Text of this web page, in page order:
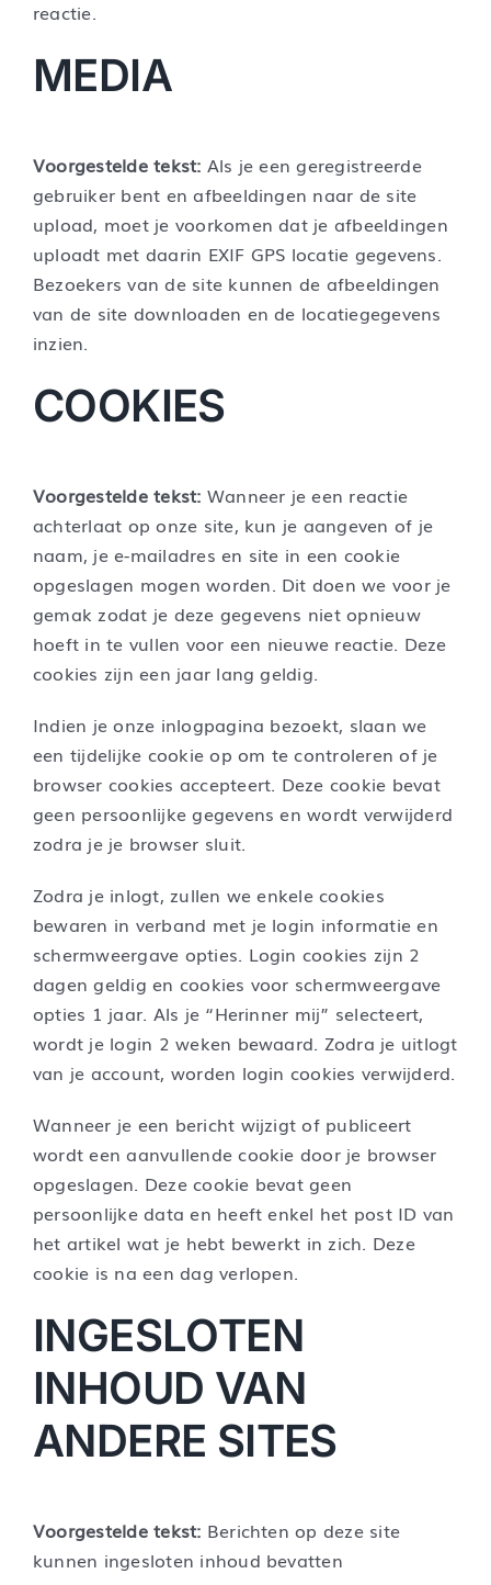
reactie.
MEDIA
Voorgestelde tekst: Als je een geregistreerde
gebruiker bent en afbeeldingen naar de site
upload, moet je voorkomen dat je afbeeldingen
uploadt met daarin EXIF GPS locatie gegevens.
Bezoekers van de site kunnen de afbeeldingen
van de site downloaden en de locatiegegevens
inzien.
COOKIES
Voorgestelde tekst: Wanneer je een reactie
achterlaat op onze site, kun je aangeven of je
naam, je e-mailadres en site in een cookie
opgeslagen mogen worden. Dit doen we voor je
gemak zodat je deze gegevens niet opnieuw
hoeft in te vullen voor een nieuwe reactie. Deze
cookies zijn een jaar lang geldig.
Indien je onze inlogpagina bezoekt, slaan we
een tijdelijke cookie op om te controleren of je
browser cookies accepteert. Deze cookie bevat
geen persoonlijke gegevens en wordt verwijderd
zodra je je browser sluit.
Zodra je inlogt, zullen we enkele cookies
bewaren in verband met je login informatie en
schermweergave opties. Login cookies zijn 2
dagen geldig en cookies voor schermweergave
opties 1 jaar. Als je “Herinner mij” selecteert,
wordt je login 2 weken bewaard. Zodra je uitlogt
van je account, worden login cookies verwijderd.
Wanneer je een bericht wijzigt of publiceert
wordt een aanvullende cookie door je browser
opgeslagen. Deze cookie bevat geen
persoonlijke data en heeft enkel het post ID van
het artikel wat je hebt bewerkt in zich. Deze
cookie is na een dag verlopen.
INGESLOTEN
INHOUD VAN
ANDERE SITES
Voorgestelde tekst: Berichten op deze site
kunnen ingesloten inhoud bevatten